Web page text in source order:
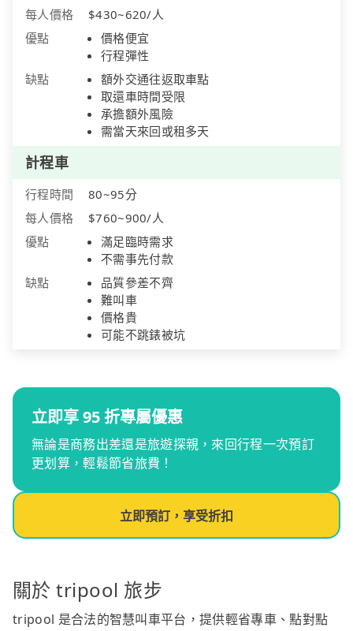
每人價格
$430~620/人
優點
價格便宜
行程彈性
缺點
額外交通往返取車點
取還車時間受限
承擔額外風險
需當天來回或租多天
計程車
行程時間
80~95分
每人價格
$760~900/人
優點
滿足臨時需求
不需事先付款
缺點
品質參差不齊
難叫車
價格貴
可能不跳錶被坑
立即享 95 折專屬優惠
無論是商務出差還是旅遊探親，來回行程一次預訂
更划算，輕鬆節省旅費！
立即預訂，享受折扣
關於 tripool 旅步
tripool 是合法的智慧叫車平台，提供輕省專車、點對點